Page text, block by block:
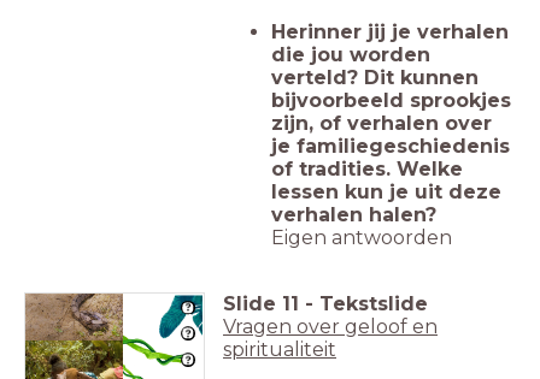
Herinner jij je verhalen
die jou worden
verteld? Dit kunnen
bijvoorbeeld sprookjes
zijn, of verhalen over
je familiegeschiedenis
of tradities. Welke
lessen kun je uit deze
verhalen halen?
Eigen antwoorden
Slide 11 - Tekstslide
Vragen over geloof en
spiritualiteit